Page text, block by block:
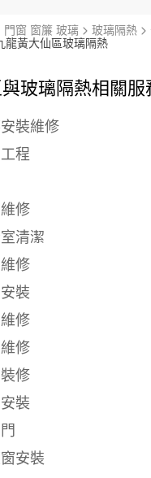
玻璃隔熱相關服
裝維修
程
修
清潔
修
裝
修
修
修
裝
安裝
門窗 窗簾 玻璃 玻璃隔熱
龍黃大仙區玻璃隔熱